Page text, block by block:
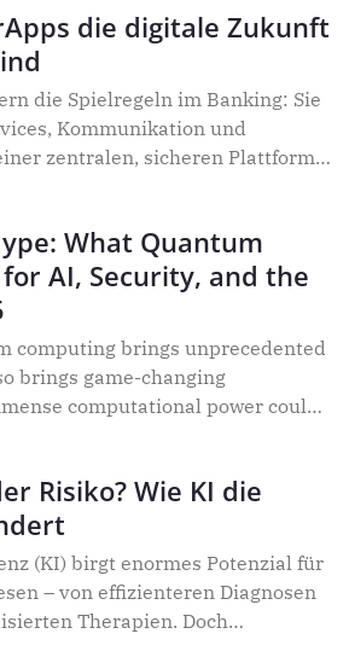
weiß, worauf es ankommt: KI
nicht als Jobkiller. Im
Chancen,
seine Vision einer
Zukunft von Mensch und
KI sinnvoll und sicher
erfahren Sie in diesem Interview.
die digitale Zukunft
die Spielregeln im Banking: Sie
Kommunikation und
zentralen, sicheren Plattform –
Banken sind, wie sie
Cross-Selling-
dabei höchsten Datenschutz
nicht zu verlieren.
What Quantum
AI, Security, and the
computing brings unprecedented
brings game-changing
computational power could
Science” by the United Nations,
moment for this transformative
François Bitouzet,
Viva Technology, shares his
quantum breakthroughs create
threats.
Risiko? Wie KI die
(KI) birgt enormes Potenzial für
– von effizienteren Diagnosen
Therapien. Doch